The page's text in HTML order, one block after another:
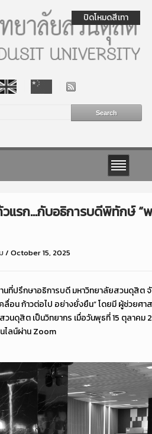
แรก…กับอธิการบดีพิทักษ์ “
/ October 15, 2025
นที่ปรึกษาอธิการบดี มหาวิทยาลัยสวนดุสิต
อน ก้าวต่อไป อย่างยั่งยืน” โดยมี ผู้ช่วยศ
นดุสิต เป็นวิทยากร เมื่อวันพุธที่ 15 ตุลาคม
ไลน์ผ่าน Zoom
ปิดโหมดสีเทา